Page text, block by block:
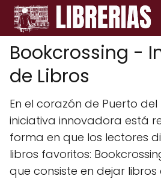
Bookcrossing -
de Libros
En el corazón de Puerto del
iniciativa innovadora está
forma en que los lectores
libros favoritos:
que consiste en dejar libros